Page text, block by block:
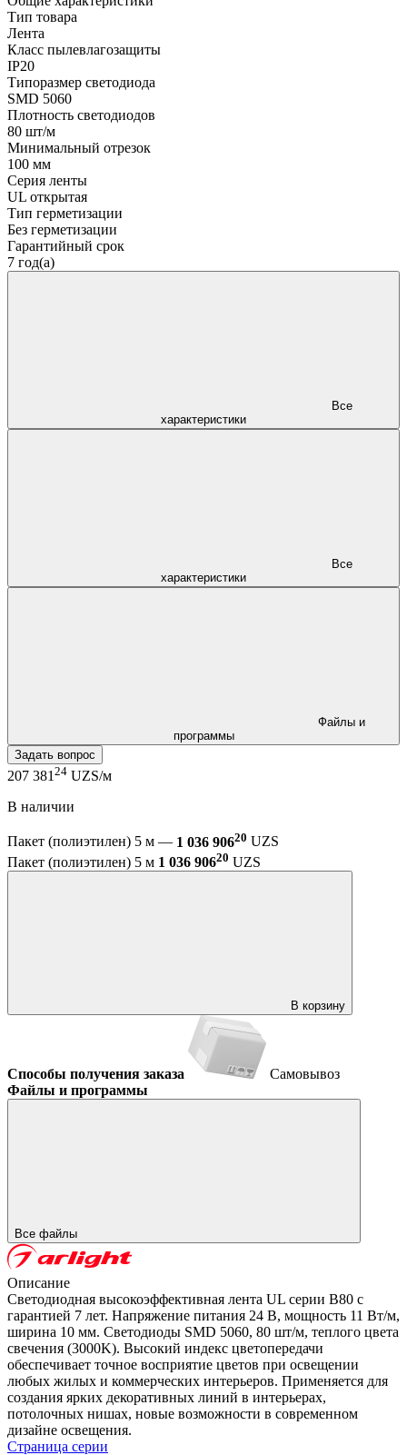
Тип товара
Лента
Класс пылевлагозащиты
IP20
Типоразмер светодиода
SMD 5060
Плотность светодиодов
80 шт/м
Минимальный отрезок
100 мм
Серия ленты
UL открытая
Тип герметизации
Без герметизации
Гарантийный срок
7 год(а)
характеристики
характеристики
программы
Задать вопрос
207 381 24 UZS/м
В наличии
Пакет (полиэтилен) 5 м — 1 036 90620 UZS
Пакет (полиэтилен) 5 м 1 036 90620 UZS
В корзину
Способы получения заказа
Самовывоз
Файлы и программы
Все файлы
Описание
Светодиодная высокоэффективная лента UL серии B80 с
гарантией 7 лет. Напряжение питания 24 В, мощность 11 Вт/м,
ширина 10 мм. Светодиоды SMD 5060, 80 шт/м, теплого цвета
свечения (3000K). Высокий индекс цветопередачи
обеспечивает точное восприятие цветов при освещении
любых жилых и коммерческих интерьеров. Применяется для
создания ярких декоративных линий в интерьерах,
потолочных нишах, новые возможности в современном
дизайне освещения.
Страница серии